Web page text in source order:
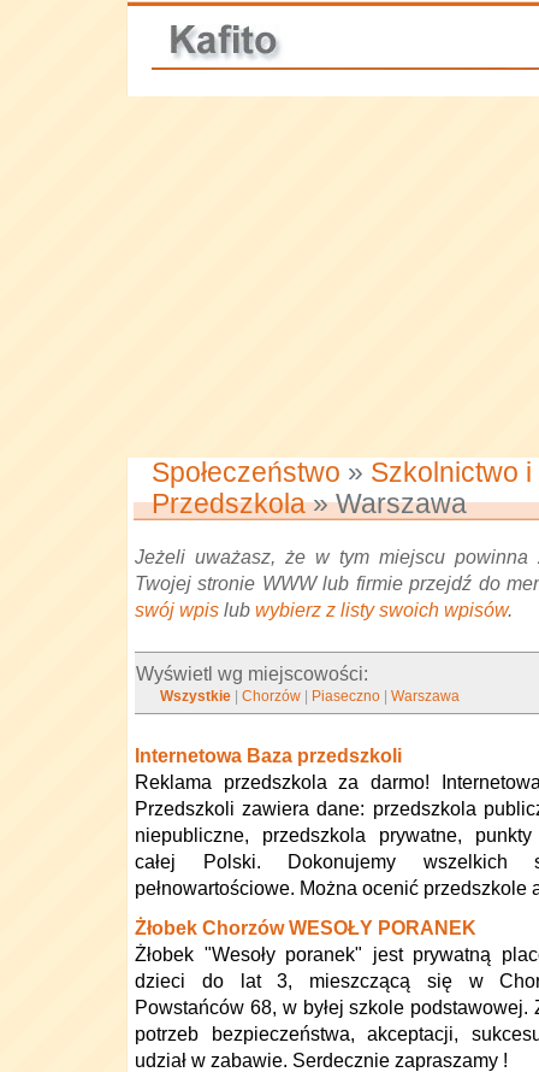
Społeczeństwo » Szkolnictwo
Przedszkola» Warszawa
Jeżeli uważasz, że w tym miejscu powinna
Twojej stronie WWW lub firmie przejdź do
swój wpis lub wybierz z listy swoich wpisów.
Wyświetl wg miejscowości:
Wszystkie |Chorzów Piaseczno |Warszawa
Internetowa Baza przedszkoli
Reklama przedszkola za darmo!
Przedszkoli zawiera dane: przedszkola
niepubliczne, przedszkola prywatne,
całej Polski. Dokonujemy
pełnowartościowe. Można ocenić przedszkole
Żłobek Chorzów WESOŁY PORANEK
Żłobek "Wesoły poranek" jest prywatną
dzieci do lat 3, mieszczącą się w
Powstańców 68, w byłej szkole
potrzeb bezpieczeństwa, akceptacji,
udział w zabawie. Serdecznie zapraszamy !